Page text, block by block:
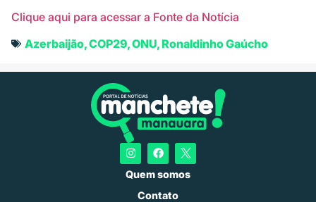
Clique aqui para acessar a Fonte da Notícia
Azerbaijão,COP29,ONU,Ronaldinho Gaúcho
Quem somos
Contato